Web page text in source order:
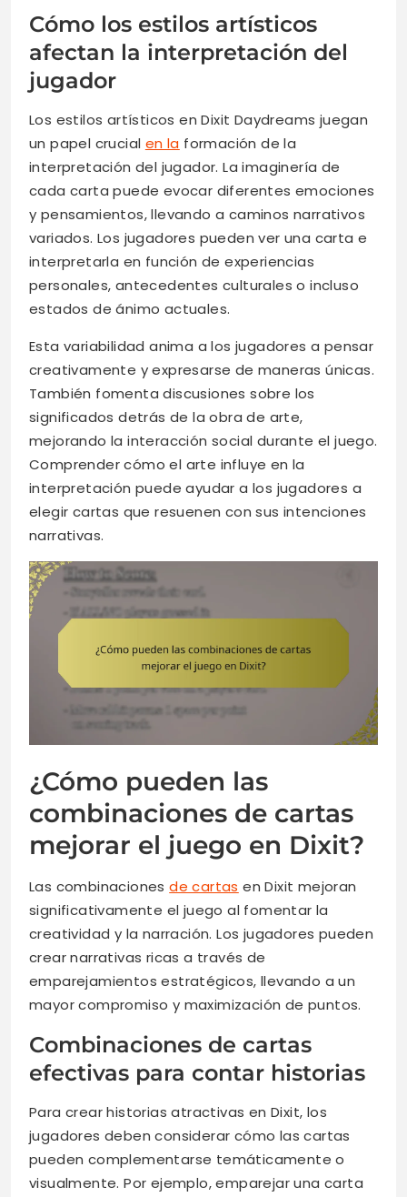
Cómo los estilos artísticos
afectan la interpretación del
jugador
Los estilos artísticos en Dixit Daydreams juegan
un papel crucial en la formación de la
interpretación del jugador. La imaginería de
cada carta puede evocar diferentes emociones
y pensamientos, llevando a caminos narrativos
variados. Los jugadores pueden ver una carta e
interpretarla en función de experiencias
personales, antecedentes culturales o incluso
estados de ánimo actuales.
Esta variabilidad anima a los jugadores a pensar
creativamente y expresarse de maneras únicas.
También fomenta discusiones sobre los
significados detrás de la obra de arte,
mejorando la interacción social durante el juego.
Comprender cómo el arte influye en la
interpretación puede ayudar a los jugadores a
elegir cartas que resuenen con sus intenciones
narrativas.
¿Cómo pueden las
combinaciones de cartas
mejorar el juego en Dixit?
Las combinacionesde cartas en Dixit mejoran
significativamente el juego al fomentar la
creatividad y la narración. Los jugadores pueden
crear narrativas ricas a través de
emparejamientos estratégicos, llevando a un
mayor compromiso y maximización de puntos.
Combinaciones de cartas
efectivas para contar historias
Para crear historias atractivas en Dixit, los
jugadores deben considerar cómo las cartas
pueden complementarse temáticamente o
visualmente. Por ejemplo, emparejar una carta